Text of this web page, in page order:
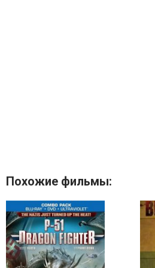
Похожие фильмы: